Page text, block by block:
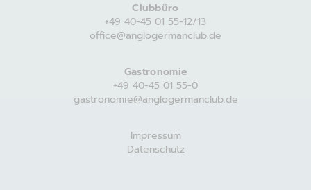
Clubbüro
+49 40-45 01 55-12/13
office@anglogermanclub.de
Gastronomie
+49 40-45 01 55-0
gastronomie@anglogermanclub.de
Impressum
Datenschutz